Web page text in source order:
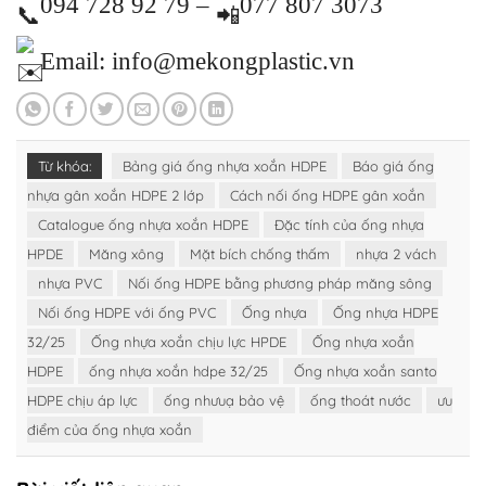
Email: info@mekongplastic.vn
Từ khóa: Bảng giá ống nhựa xoắn HDPE
Báo giá ống
nhựa gân xoắn HDPE 2 lớp
Cách nối ống HDPE gân xoắn
Catalogue ống nhựa xoắn HDPE
Đặc tính của ống nhựa
HPDE
Măng xông Mặt bích chống thấm
nhựa 2 vách
nhựa PVC
Nối ống HDPE bằng phương pháp măng sông
Nối ống HDPE với ống PVC
Ống nhựa
Ống nhựa HDPE
32/25
Ống nhựa xoắn chịu lực HPDE
Ống nhựa xoắn
HDPE
ống nhựa xoắn hdpe 32/25
Ống nhựa xoắn santo
HDPE chịu áp lực
ống nhưuạ bảo vệ ống thoát nước
ưu
điểm của ống nhựa xoắn